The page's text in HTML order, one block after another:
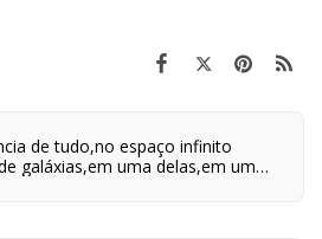
de tudo,no espaço infinito
galáxias,em uma delas,em um